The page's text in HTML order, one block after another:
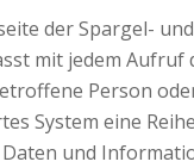
der Spargel-
mit jedem
Person
System eine
und